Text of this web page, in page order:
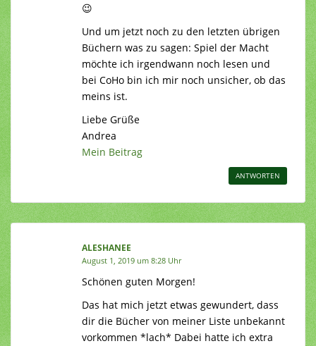
😉
Und um jetzt noch zu den letzten übrigen
Büchern was zu sagen: Spiel der Macht
möchte ich irgendwann noch lesen und
bei CoHo bin ich mir noch unsicher, ob das
meins ist.
Liebe Grüße
Andrea
Mein Beitrag
ANTWORTEN
ALESHANEE
August 1, 2019 um 8:28 Uhr
Schönen guten Morgen!
Das hat mich jetzt etwas gewundert, dass
dir die Bücher von meiner Liste unbekannt
vorkommen *lach* Dabei hatte ich extra